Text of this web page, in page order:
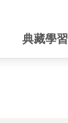
典藏學習